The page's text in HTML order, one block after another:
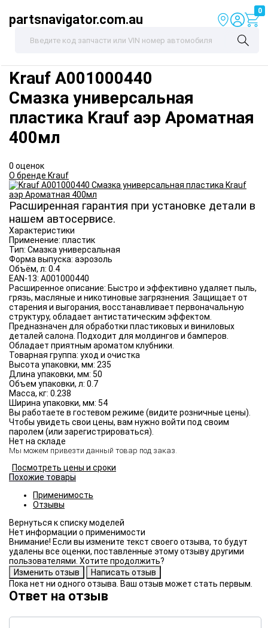
partsnavigator.com.au
0
Krauf A001000440
Смазка универсальная
пластика Krauf аэр Ароматная
400мл
0 оценок
О бренде Krauf
Расширенная гарантия при установке детали в
нашем автосервисе.
Характеристики
Применение: пластик
Тип: Смазка универсальная
Форма выпуска: аэрозоль
Объём, л: 0.4
EAN-13: A001000440
Расширенное описание: Быстро и эффективно удаляет пыль,
грязь, масляные и никотиновые загрязнения. Защищает от
старения и выгорания, восстанавливает первоначальную
структуру, обладает антистатическим эффектом.
Предназначен для обработки пластиковых и виниловых
деталей салона. Подходит для молдингов и бамперов.
Обладает приятным ароматом клубники.
Товарная группа: уход и очистка
Высота упаковки, мм: 235
Длина упаковки, мм: 50
Объем упаковки, л: 0.7
Масса, кг: 0.238
Ширина упаковки, мм: 54
Вы работаете в гостевом режиме (видите розничные цены).
Чтобы увидеть свои цены, вам нужно войти под своим
паролем (или зарегистрироваться).
Нет на складе
Мы можем привезти данный товар под заказ.
Посмотреть цены и сроки
Похожие товары
Применимость
Отзывы
Нет информации о применимости
Внимание! Если вы измените текст своего отзыва, то будут
удалены все оценки, поставленные этому отзыву другими
пользователями. Хотите продолжить?
Пока нет ни одного отзыва. Ваш отзыв может стать первым.
Ответ на отзыв